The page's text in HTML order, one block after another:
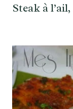
Steak à